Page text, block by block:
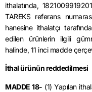
ithalatında,
TAREKS referans
hanesine ithalatçı
edilen ürünlerin ilgili
halinde, 11 inci madde
İthal ürünün reddedilmesi
MADDE 18- (1) Yapılan